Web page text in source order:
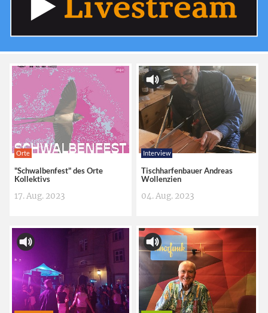
Orte
"Schwalbenfest" des Orte
Kollektivs
17. Aug. 2023
Interview
Tischharfenbauer Andreas
Wollenzien
04. Aug. 2023